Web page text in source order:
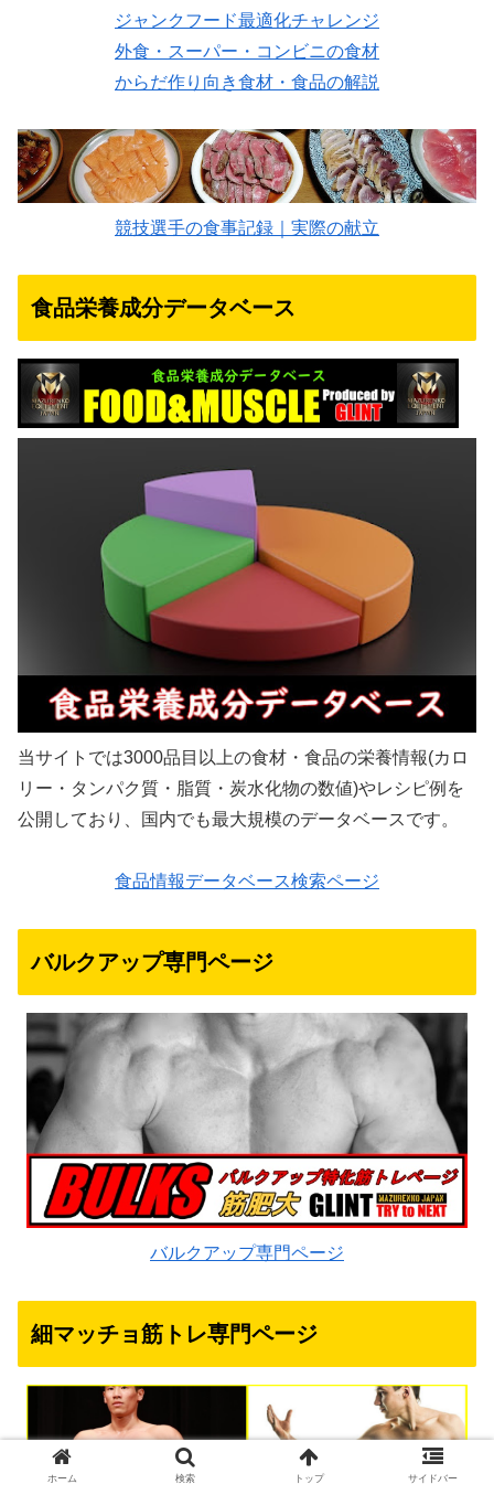
ジャンクフード最適化チャレンジ
外食・スーパー・コンビニの食材
からだ作り向き食材・食品の解説
競技選手の食事記録｜実際の献立
食品栄養成分データベース
当サイトでは3000品目以上の食材・食品の栄養情報(カロ
リー・タンパク質・脂質・炭水化物の数値)やレシピ例を
公開しており、国内でも最大規模のデータベースです。
食品情報データベース検索ページ
バルクアップ専門ページ
バルクアップ専門ページ
細マッチョ筋トレ専門ページ
ホーム 検索 トップ サイドバー